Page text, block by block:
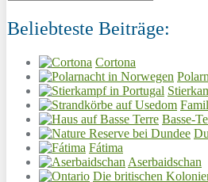
Beliebteste Beiträge:
Cortona
Basse-
Fátima
Aserbaidschan
Die britischen